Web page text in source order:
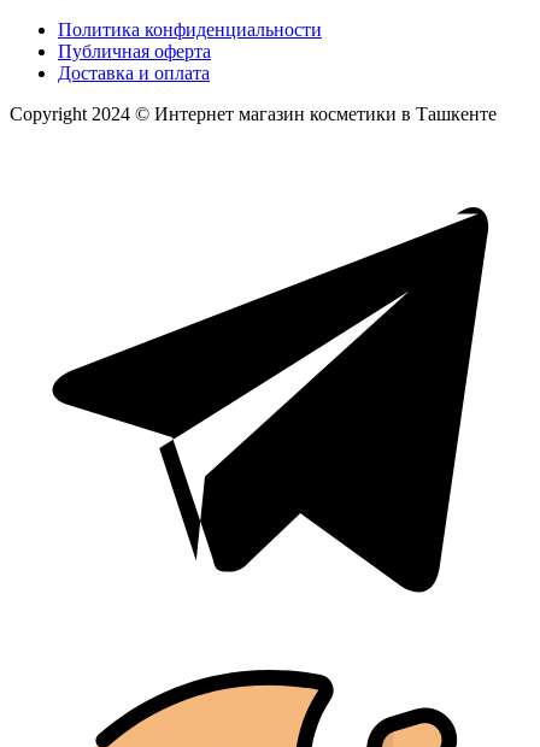
Политика конфиденциальности
Публичная оферта
Доставка и оплата
Copyright 2024 © Интернет магазин косметики в Ташкенте